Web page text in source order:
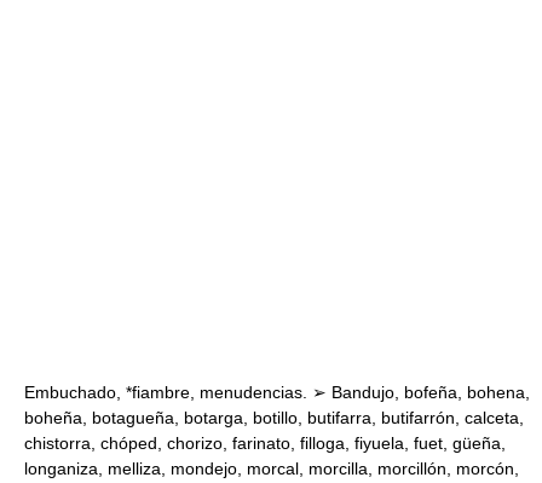
Embuchado, *fiambre, menudencias. ➢ Bandujo, bofeña, bohena,
boheña, botagueña, botarga, botillo, butifarra, butifarrón, calceta,
chistorra, chóped, chorizo, farinato, filloga, fiyuela, fuet, güeña,
longaniza, melliza, mondejo, morcal, morcilla, morcillón, morcón,